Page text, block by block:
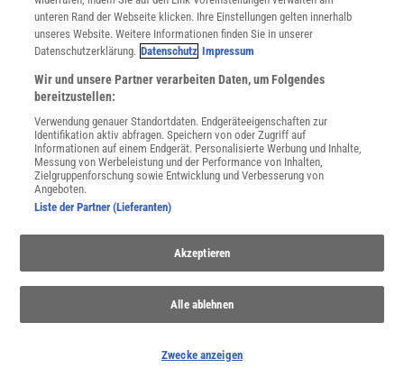
unteren Rand der Webseite klicken. Ihre Einstellungen gelten innerhalb
unseres Website. Weitere Informationen finden Sie in unserer
Datenschutzerklärung. Datenschutz Impressum
Wir und unsere Partner verarbeiten Daten, um Folgendes
bereitzustellen:
Verwendung genauer Standortdaten. Endgeräteeigenschaften zur
Identifikation aktiv abfragen. Speichern von oder Zugriff auf
Informationen auf einem Endgerät. Personalisierte Werbung und Inhalte,
Messung von Werbeleistung und der Performance von Inhalten,
Zielgruppenforschung sowie Entwicklung und Verbesserung von
Angeboten.
Liste der Partner (Lieferanten)
Akzeptieren
Alle ablehnen
Zwecke anzeigen